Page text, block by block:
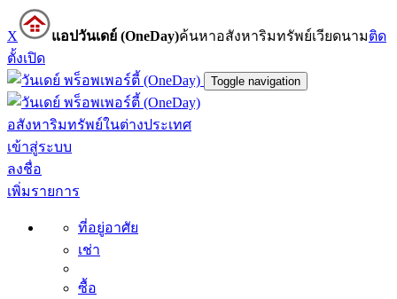
X แอปวันเดย์ (OneDay)ค้นหาอสังหาริมทรัพย์เวียดนามติด
ตั้งเปิด
Toggle navigation
อสังหาริมทรัพย์ในต่างประเทศ
เข้าสู่ระบบ
ลงชื่อ
เพิ่มรายการ
ที่อยู่อาศัย
เช่า
ซื้อ